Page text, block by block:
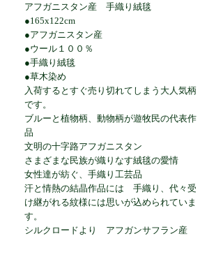
アフガニスタン産 手織り絨毯
●165x122cm
●アフガニスタン産
●ウール１００％
●手織り絨毯
●草木染め
入荷するとすぐ売り切れてしまう大人気柄
です。
ブルーと植物柄、動物柄が遊牧民の代表作
品
文明の十字路アフガニスタン
さまざまな民族が織りなす絨毯の愛情
女性達が紡ぐ、手織り工芸品
汗と情熱の結晶作品には 手織り、代々受
け継がれる紋様には思いが込められていま
す。
シルクロードより アフガンサフラン産